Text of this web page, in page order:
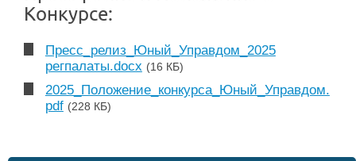
Конкурсе:
Пресс_релиз_Юный_Управдом_2025
регпалаты.docx (16 КБ)
2025_Положение_конкурса_Юный_Управдом.
pdf (228 КБ)